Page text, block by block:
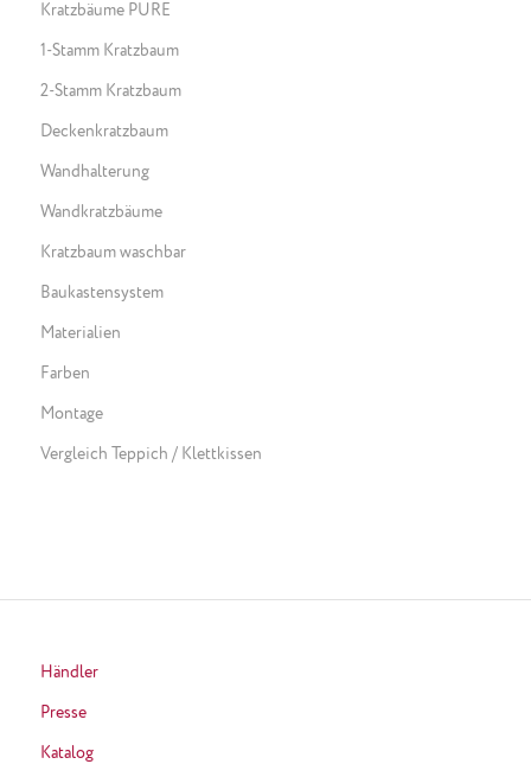
Kratzbäume PURE
1-Stamm Kratzbaum
2-Stamm Kratzbaum
Deckenkratzbaum
Wandhalterung
Wandkratzbäume
Kratzbaum waschbar
Baukastensystem
Materialien
Farben
Montage
Vergleich Teppich / Klettkissen
Händler
Presse
Katalog